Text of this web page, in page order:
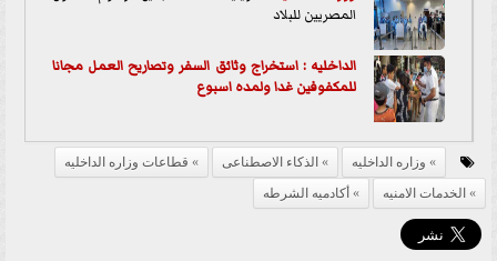
المصريين للبلاد
الداخليه : استخراج وثائق السفر وتصاريح العمل مجانا
للمكفوفين غدا ولمده اسبوع
وزاره الداخليه الذكاء الاصطناعى
قطاعات وزاره الداخليه
الخدمات الامنيه
أكادميه الشرطه